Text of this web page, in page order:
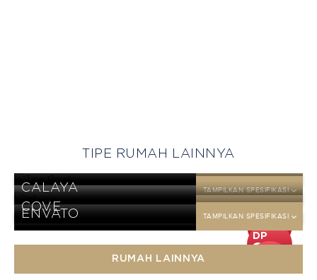
TIPE RUMAH LAINNYA
DP
25 jt
DP
25 jt
CALAYA TAMPILKAN SPESIFIKASI
DP
25
COVE
25 jt
ENVATO TAMPILKAN SPESIFIKASI
RUMAH LAINNYA